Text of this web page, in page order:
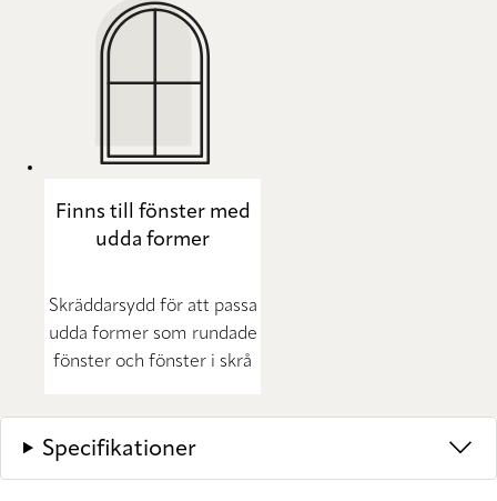
Finns till fönster med
udda former
Skräddarsydd för att passa
udda former som rundade
fönster och fönster i skrå
Specifikationer